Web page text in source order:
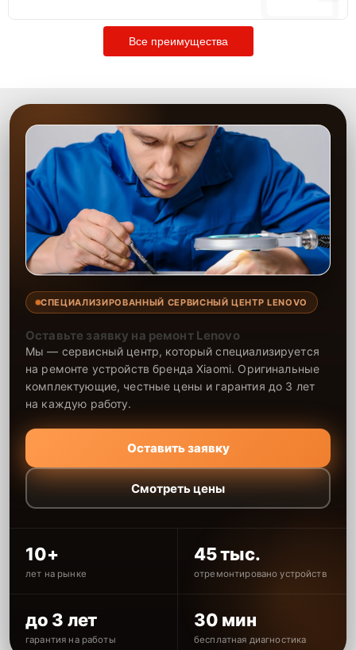
Все преимущества
СПЕЦИАЛИЗИРОВАННЫЙ СЕРВИСНЫЙ ЦЕНТР LENOVO
Оставьте заявку на ремонт Lenovo
Мы — сервисный центр, который специализируется
на ремонте устройств бренда Xiaomi. Оригинальные
комплектующие, честные цены и гарантия до 3 лет
на каждую работу.
Оставить заявку
Смотреть цены
10+
лет на рынке
45 тыс.
отремонтировано устройств
до 3 лет
гарантия на работы
30 мин
бесплатная диагностика